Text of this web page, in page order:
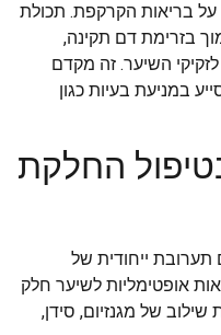
על בריאות הקרקפת. תכולת
בזרימת דם תקינה,
השיער. זה מקדם
במניעת בעיות כגון
החלקת
ייחודית של
אופטימליות לשיער חלק
שילוב של מגנזיום, סידן,